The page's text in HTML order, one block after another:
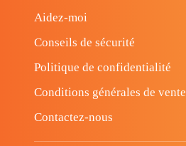
Aidez-moi
Conseils de sécurité
Politique de confidentialité
Conditions générales de vente
Contactez-nous